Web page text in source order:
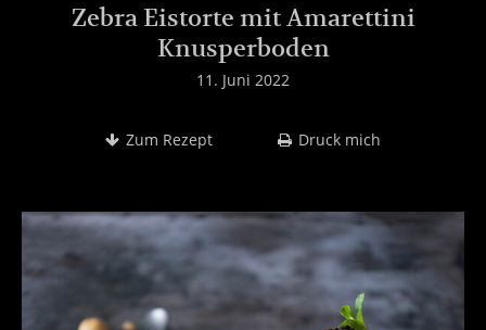
Zebra Eistorte mit Amarettini
Knusperboden
11. Juni 2022
Zum Rezept Druck mich